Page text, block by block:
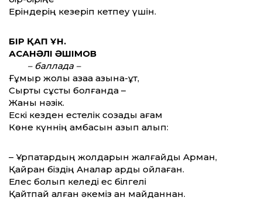
Еріндерің кезеріп кетпеу үшін.
БІР ҚАП ҰН.
АСАНӘЛІ ӘШІМОВ
– баллада –
Ғұмыр жолы қазаққа қазына-құт,
Сырты сұсты болғанда –
Жаны нәзік.
Ескі кезден естелік созады ағам
Көне күннің қамбасын қазып алып:
– Ұрпақтардың жолдарын жалғайды Арман,
Қайран біздің Аналар арды ойлаған.
Елес болып келеді ес білгелі
Қайтпай қалған әкеміз қан майданнан.